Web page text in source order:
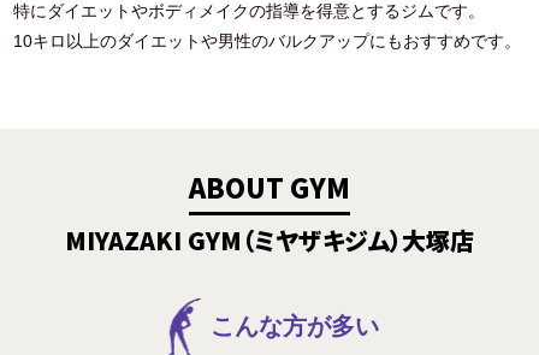
特にダイエットやボディメイクの指導を得意とするジムです。
10キロ以上のダイエットや男性のバルクアップにもおすすめです。
ABOUT GYM
MIYAZAKI GYM（ミヤザキジム）大塚店
こんな方が多い